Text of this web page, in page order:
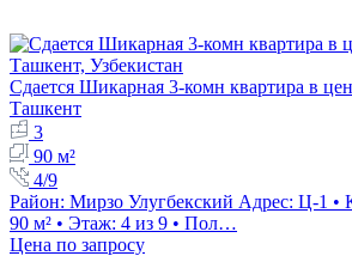
Сдается Шикарная 3-комн квартира в
Ташкент
3
90 м²
4/9
Район: Мирзо Улугбекский Адрес: Ц-1 •
90 м² • Этаж: 4 из 9 • Пол…
Цена по запросу